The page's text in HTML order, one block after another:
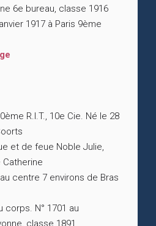
6e bureau, classe 1916
1917 à Paris 9ème
R.I.T., 10e Cie. Né le 28
et de feue Noble Julie,
centre 7 environs de Bras
corps. N° 1701 au
classe 1891